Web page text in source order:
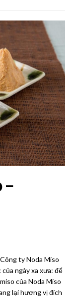
–
ty Noda Miso
ngày xa xưa: để
của Noda Miso
lại hương vị đích